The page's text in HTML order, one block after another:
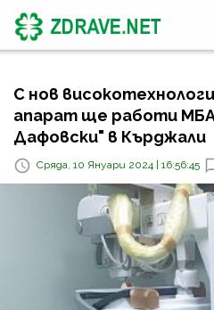
С нов
апарат ще работи
Дафовски" в Кърджали
Сряда, 10 Януари 2024 | 16:56:45